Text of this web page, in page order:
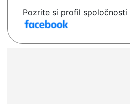
Pozrite si profil spoločnosti